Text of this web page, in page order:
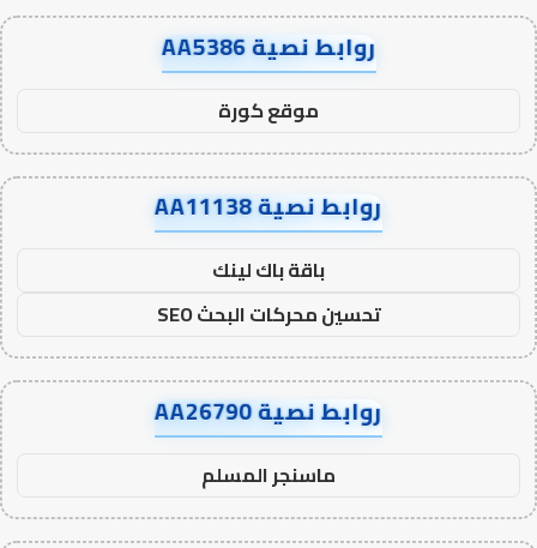
روابط نصية AA5386
موقع كورة
روابط نصية AA11138
باقة باك لينك
تحسين محركات البحث SEO
روابط نصية AA26790
ماسنجر المسلم